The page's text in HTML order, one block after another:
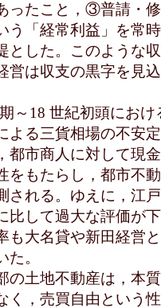
ったこと，③普請・
う「経常利益」を常
とした。このような
営は収支の黒字を見
～18 世紀初頭におけ
よる三貨相場の不安
都市商人に対して現
をもたらし，都市不
される。ゆえに，江
比して過大な評価が
も大名貸や新田経営
。
土地不動産は，本
く，売買自由という